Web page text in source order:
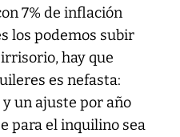
7% de inflación
los podemos subir
hay que
es nefasta:
un ajuste por año
para el inquilino sea